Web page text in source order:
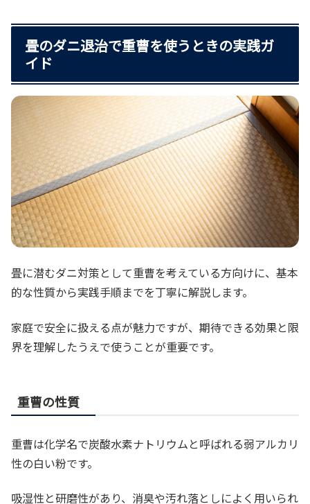
畳のダニ退治で重曹を使うときの実践ガ
イド
畳に潜むダニ対策として重曹を考えている方向けに、基本
的な性質から実践手順までを丁寧に解説します。
家庭で安全に扱える点が魅力ですが、期待できる効果と限
界を理解したうえで使うことが重要です。
重曹の性質
重曹は化学名で炭酸水素ナトリウムと呼ばれる弱アルカリ
性の白い粉です。
吸湿性と研磨性があり、消臭や汚れ落としによく用いられ